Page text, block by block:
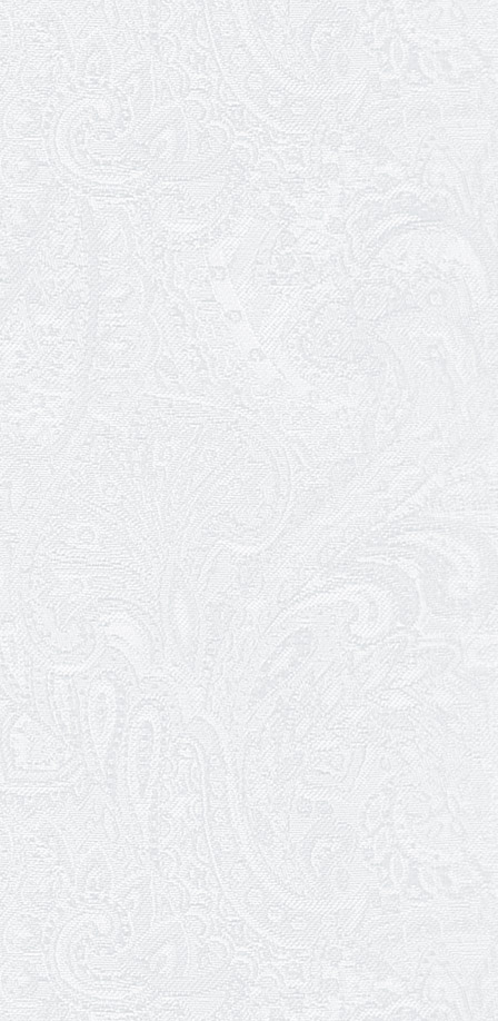
Зелене світло твого дозвілля
11.03.2026
Результати конкурсу
10.03.2026
Ювілей Тетяни Хамітової
03.03.2026
Ювілей Сергія Богаченка
02.03.2026
Результати конкурсу
27.02.2026
Ювілей Олександра Жигуліна
19.02.2026
Про гастрольний захід SQUIRT. The
Las Vegas Show
11.02.2026
Конкурс на заміщення посади
«завідувач художньо-постановочної
частини»
09.02.2026
Пішов з життя Ігор Дідурко
06.02.2026
Пішов з життя Андрій Шишкін
03.02.2026
Ювілей Олександра Белякова
02.02.2026
Конкурс на заміщення вакантних
посад
30.01.2026
Ювілей Анжеліки Кураш
27.01.2026